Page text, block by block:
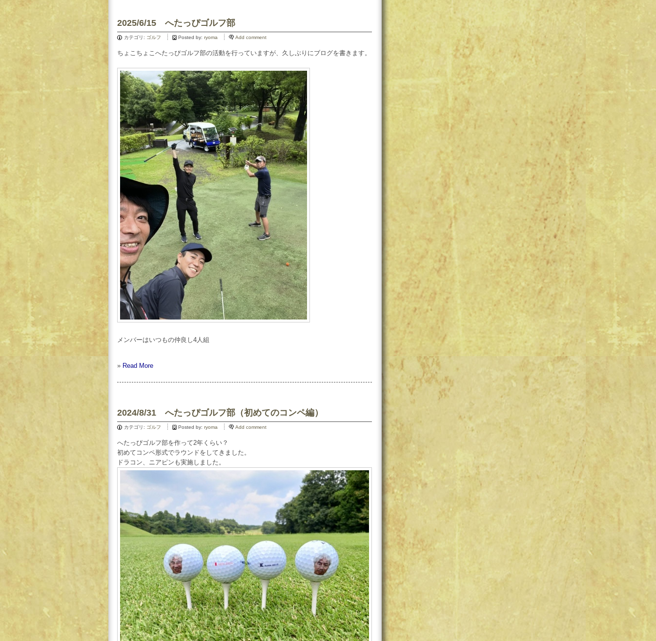
2025/6/15 へたっぴゴルフ部
カテゴリ: ゴルフ Posted by: ryoma Add comment
ちょこちょこへたっぴゴルフ部の活動を行っていますが、久しぶりにブログを書きます。
メンバーはいつもの仲良し4人組
» Read More
2024/8/31 へたっぴゴルフ部（初めてのコンペ編）
カテゴリ: ゴルフ Posted by: ryoma Add comment
へたっぴゴルフ部を作って2年くらい？
初めてコンペ形式でラウンドをしてきました。
ドラコン、ニアピンも実施しました。